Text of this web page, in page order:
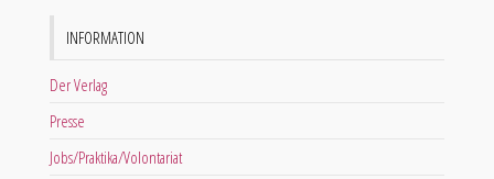
INFORMATION
Der Verlag
Presse
Jobs/Praktika/Volontariat